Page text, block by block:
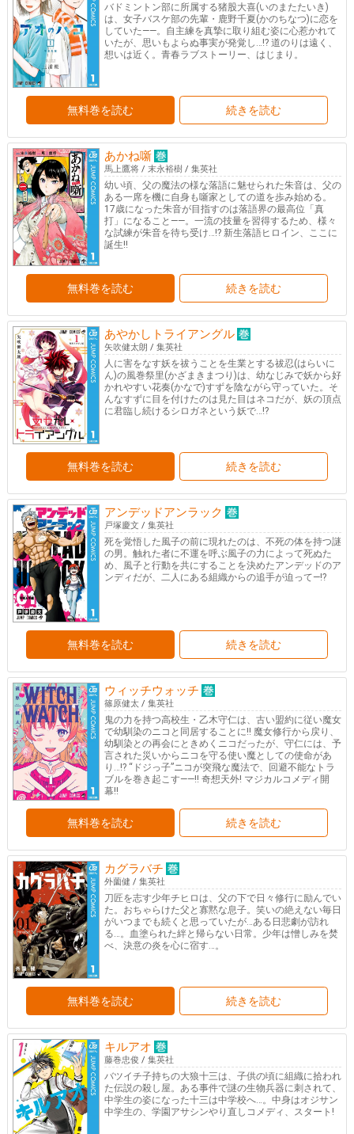
バドミントン部に所属する猪股大喜(いのまたたいき)
は、女子バスケ部の先輩・鹿野千夏(かのちなつ)に恋を
していた――。自主練を真摯に取り組む姿に心惹かれて
いたが、思いもよらぬ事実が発覚し…!? 道のりは遠く、
想いは近く。青春ラブストーリー、はじまり。
無料巻を読む 続きを読む
あかね噺
馬上鷹将 / 末永裕樹 / 集英社
幼い頃、父の魔法の様な落語に魅せられた朱音は、父の
ある一席を機に自身も噺家としての道を歩み始める。
17歳になった朱音が目指すのは落語界の最高位「真
打」になること――。一流の技量を習得するため、様々
な試練が朱音を待ち受け…!? 新生落語ヒロイン、ここに
誕生!!
無料巻を読む 続きを読む
あやかしトライアングル
矢吹健太朗 / 集英社
人に害をなす妖を祓うことを生業とする祓忍(はらいに
ん)の風巻祭里(かざまきまつり)は、幼なじみで妖から好
かれやすい花奏(かなで)すずを陰ながら守っていた。そ
んなすずに目を付けたのは見た目はネコだが、妖の頂点
に君臨し続けるシロガネという妖で…!?
無料巻を読む 続きを読む
アンデッドアンラック
戸塚慶文 / 集英社
死を覚悟した風子の前に現れたのは、不死の体を持つ謎
の男。触れた者に不運を呼ぶ風子の力によって死ぬた
め、風子と行動を共にすることを決めたアンデッドのア
ンディだが、二人にある組織からの追手が迫って―!?
無料巻を読む 続きを読む
ウィッチウォッチ
篠原健太 / 集英社
鬼の力を持つ高校生・乙木守仁は、古い盟約に従い魔女
で幼馴染のニコと同居することに!! 魔女修行から戻り、
幼馴染との再会にときめくニコだったが、守仁には、予
言された災いからニコを守る使い魔としての使命があ
り…!? “ドジっ子”ニコが突飛な魔法で、回避不能なトラ
ブルを巻き起こす――!! 奇想天外! マジカルコメディ開
幕!!
無料巻を読む 続きを読む
カグラバチ
外薗健 / 集英社
刀匠を志す少年チヒロは、父の下で日々修行に励んでい
た。おちゃらけた父と寡黙な息子。笑いの絶えない毎日
がいつまでも続くと思っていたが…ある日悲劇が訪れ
る…。血塗られた絆と帰らない日常。少年は憎しみを焚
べ、決意の炎を心に宿す…。
無料巻を読む 続きを読む
キルアオ
藤巻忠俊 / 集英社
バツイチ子持ちの大狼十三は、子供の頃に組織に拾われ
た伝説の殺し屋。ある事件で謎の生物兵器に刺されて、
中学生の姿になった十三は中学校へ…。中身はオジサン
中学生の、学園アサシンやり直しコメディ、スタート!